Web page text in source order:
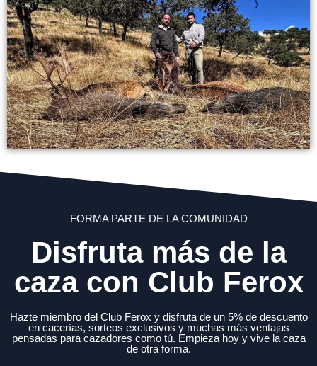
FORMA PARTE DE LA COMUNIDAD
Disfruta más de la
caza con Club Ferox
Hazte miembro del Club Ferox y disfruta de un 5% de descuento
en cacerías, sorteos exclusivos y muchas más ventajas
pensadas para cazadores como tú. Empieza hoy y vive la caza
de otra forma.